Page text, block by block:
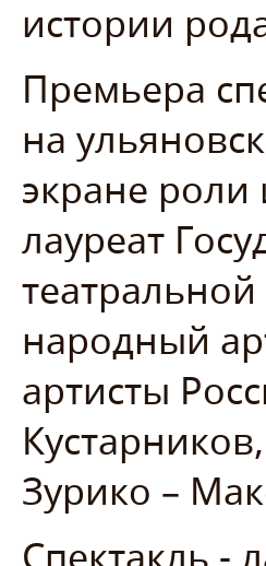
истории
Премьера
на
экране роли
лауреат
народный
артисты
Зурико –